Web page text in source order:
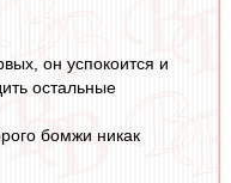
он успокоится и
остальные
бомжи никак